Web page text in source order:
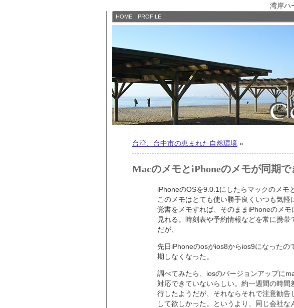
湾岸ハ
HOME PROFILE
台湾、台中市の恵まれた自然環境 »
MacのメモとiPhoneのメモが同期で
iPhoneのOSを9.0.1にしたらマックのメモ
このメモはとても使い勝手良くいつも気
覚書をメモすれば、そのままiPhoneのメ
見れる。時刻表や予約情報などを常に携帯
だが、
先日iPhoneのosがios8からios9になったの
期しなくなった。
調べてみたら、iosのバージョンアップに
対応できていないらしい。約一週間の時間
行したようだが、それならそれで注意勧告
して欲しかった。というより、同じ会社な